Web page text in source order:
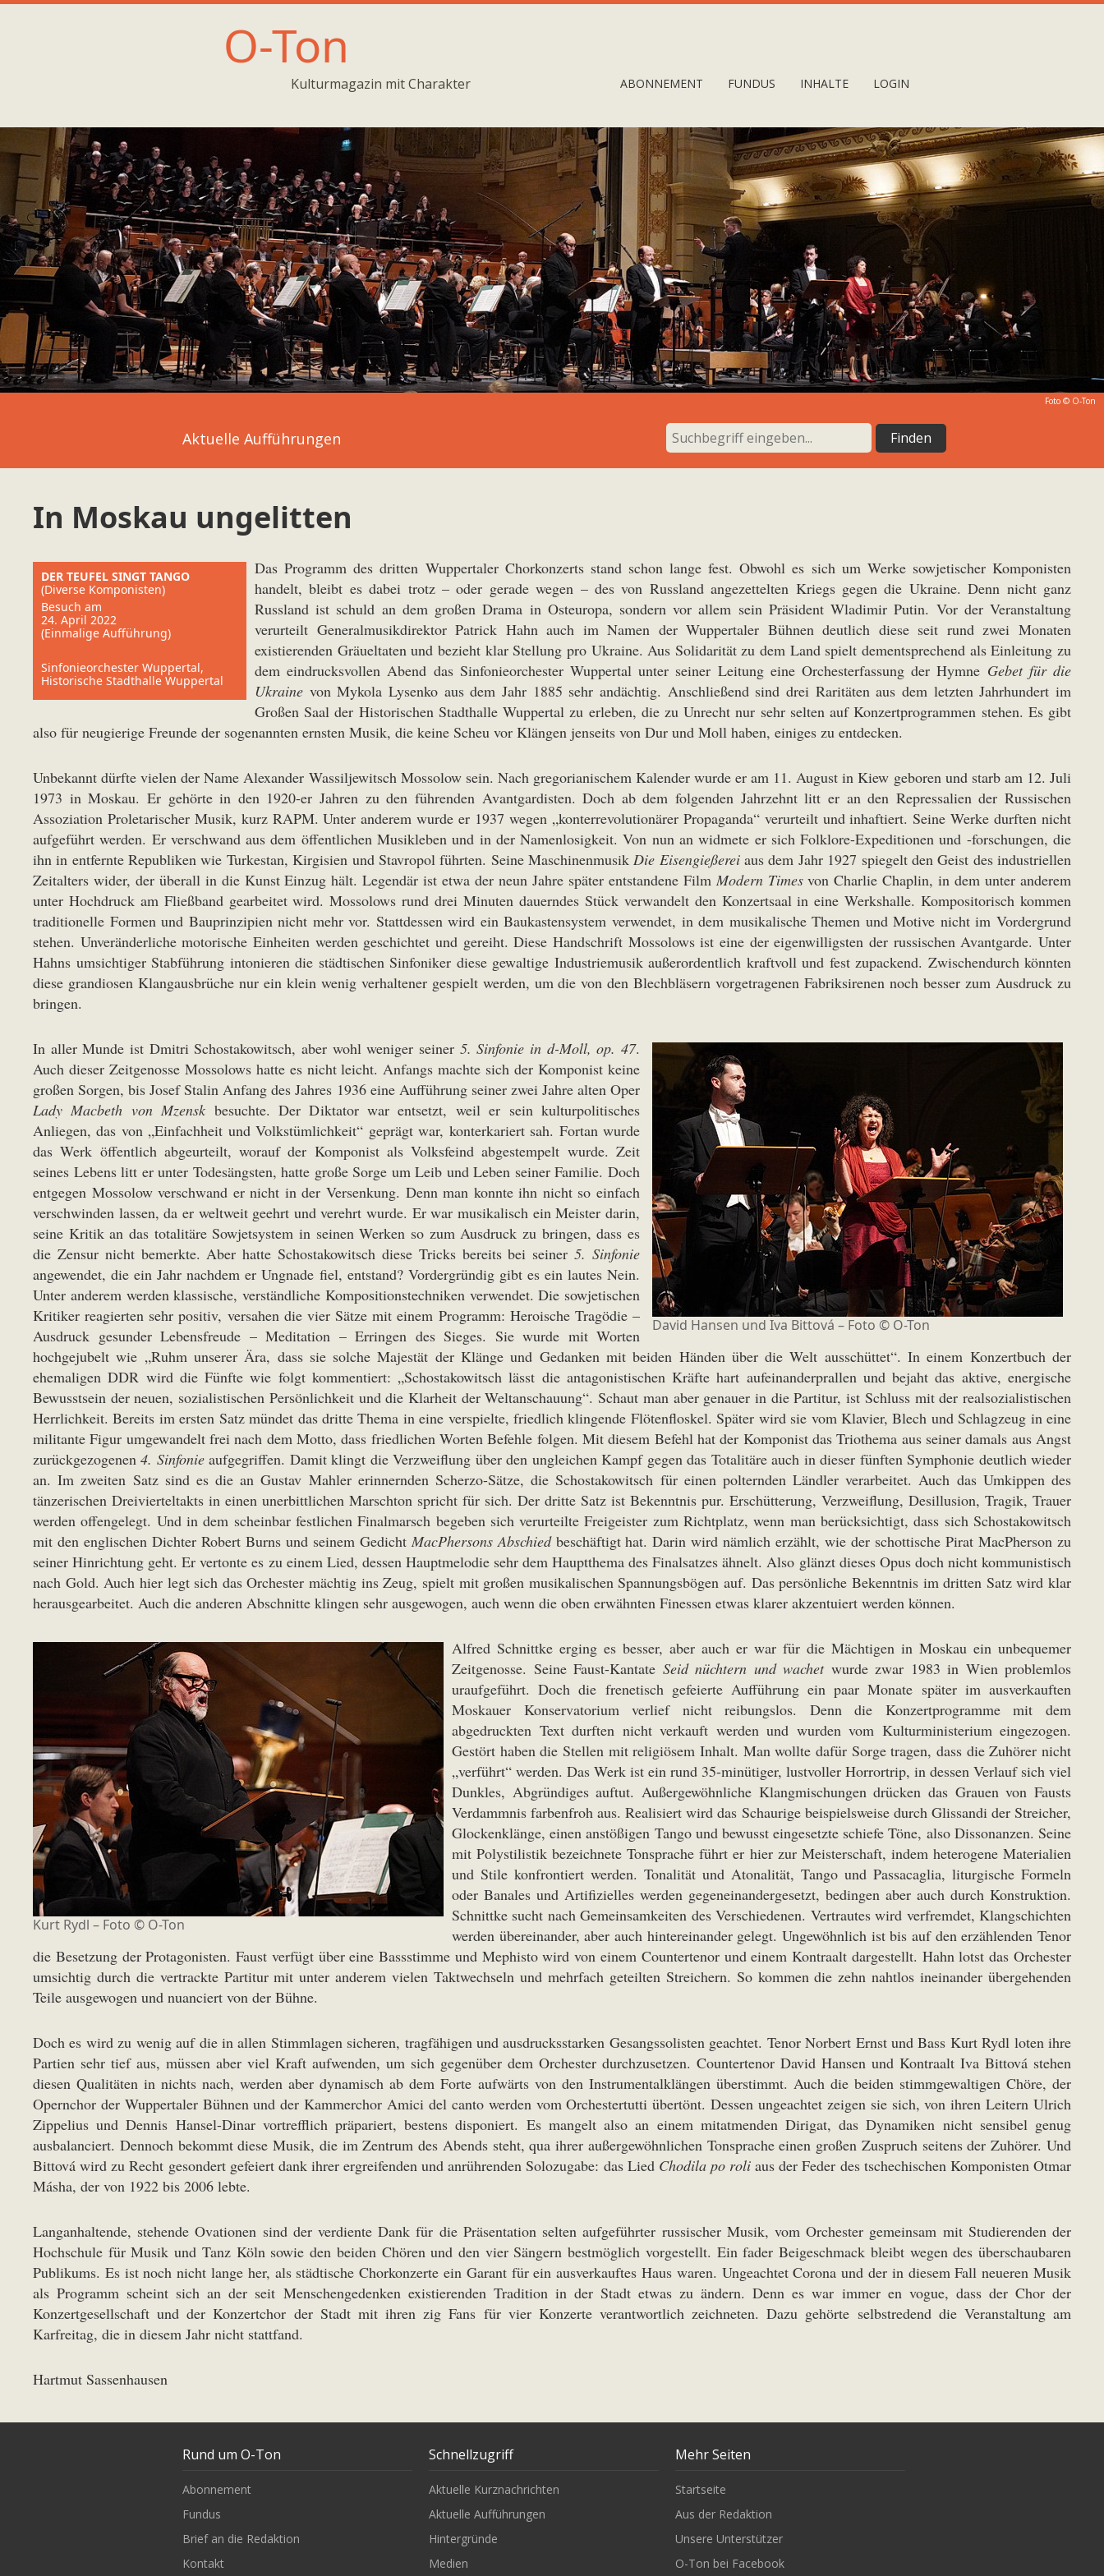
O-Ton
Kulturmagazin mit Charakter ABONNEMENT FUNDUS INHALTE LOGIN
Foto © O-Ton
Aktuelle Aufführungen
In Moskau ungelitten
DER TEUFEL SINGT TANGO
(Diverse Komponisten)
Besuch am
24. April 2022
(Einmalige Aufführung)
Sinfonieorchester Wuppertal,
Historische Stadthalle Wuppertal
Das Programm des dritten Wuppertaler Chorkonzerts stand schon lange fest. Obwohl es sich um Werke sowjetischer Komponisten
handelt, bleibt es dabei trotz – oder gerade wegen – des von Russland angezettelten Kriegs gegen die Ukraine. Denn nicht ganz
Russland ist schuld an dem großen Drama in Osteuropa, sondern vor allem sein Präsident Wladimir Putin. Vor der Veranstaltung
verurteilt Generalmusikdirektor Patrick Hahn auch im Namen der Wuppertaler Bühnen deutlich diese seit rund zwei Monaten
existierenden Gräueltaten und bezieht klar Stellung pro Ukraine. Aus Solidarität zu dem Land spielt dementsprechend als Einleitung zu
dem eindrucksvollen Abend das Sinfonieorchester Wuppertal unter seiner Leitung eine Orchesterfassung der Hymne Gebet für die
Ukraine von Mykola Lysenko aus dem Jahr 1885 sehr andächtig. Anschließend sind drei Raritäten aus dem letzten Jahrhundert im
Großen Saal der Historischen Stadthalle Wuppertal zu erleben, die zu Unrecht nur sehr selten auf Konzertprogrammen stehen. Es gibt
also für neugierige Freunde der sogenannten ernsten Musik, die keine Scheu vor Klängen jenseits von Dur und Moll haben, einiges zu entdecken.
Unbekannt dürfte vielen der Name Alexander Wassiljewitsch Mossolow sein. Nach gregorianischem Kalender wurde er am 11. August in Kiew geboren und starb am 12. Juli
1973 in Moskau. Er gehörte in den 1920-er Jahren zu den führenden Avantgardisten. Doch ab dem folgenden Jahrzehnt litt er an den Repressalien der Russischen
Assoziation Proletarischer Musik, kurz RAPM. Unter anderem wurde er 1937 wegen „konterrevolutionärer Propaganda“ verurteilt und inhaftiert. Seine Werke durften nicht
aufgeführt werden. Er verschwand aus dem öffentlichen Musikleben und in der Namenlosigkeit. Von nun an widmete er sich Folklore-Expeditionen und -forschungen, die
ihn in entfernte Republiken wie Turkestan, Kirgisien und Stavropol führten. Seine MaschinenmusikDie Eisengießereiaus dem Jahr 1927 spiegelt den Geist des industriellen
Zeitalters wider, der überall in die Kunst Einzug hält. Legendär ist etwa der neun Jahre später entstandene Film Modern Timesvon Charlie Chaplin, in dem unter anderem
unter Hochdruck am Fließband gearbeitet wird. Mossolows rund drei Minuten dauerndes Stück verwandelt den Konzertsaal in eine Werkshalle. Kompositorisch kommen
traditionelle Formen und Bauprinzipien nicht mehr vor. Stattdessen wird ein Baukastensystem verwendet, in dem musikalische Themen und Motive nicht im Vordergrund
stehen. Unveränderliche motorische Einheiten werden geschichtet und gereiht. Diese Handschrift Mossolows ist eine der eigenwilligsten der russischen Avantgarde. Unter
Hahns umsichtiger Stabführung intonieren die städtischen Sinfoniker diese gewaltige Industriemusik außerordentlich kraftvoll und fest zupackend. Zwischendurch könnten
diese grandiosen Klangausbrüche nur ein klein wenig verhaltener gespielt werden, um die von den Blechbläsern vorgetragenen Fabriksirenen noch besser zum Ausdruck zu
bringen.
David Hansen und Iva Bittová – Foto © O-Ton
In aller Munde ist Dmitri Schostakowitsch, aber wohl weniger seiner 5. Sinfonie in d-Moll, op. 47.
Auch dieser Zeitgenosse Mossolows hatte es nicht leicht. Anfangs machte sich der Komponist keine
großen Sorgen, bis Josef Stalin Anfang des Jahres 1936 eine Aufführung seiner zwei Jahre alten Oper
Lady Macbeth von Mzensk besuchte. Der Diktator war entsetzt, weil er sein kulturpolitisches
Anliegen, das von „Einfachheit und Volkstümlichkeit“ geprägt war, konterkariert sah. Fortan wurde
das Werk öffentlich abgeurteilt, worauf der Komponist als Volksfeind abgestempelt wurde. Zeit
seines Lebens litt er unter Todesängsten, hatte große Sorge um Leib und Leben seiner Familie. Doch
entgegen Mossolow verschwand er nicht in der Versenkung. Denn man konnte ihn nicht so einfach
verschwinden lassen, da er weltweit geehrt und verehrt wurde. Er war musikalisch ein Meister darin,
seine Kritik an das totalitäre Sowjetsystem in seinen Werken so zum Ausdruck zu bringen, dass es
die Zensur nicht bemerkte. Aber hatte Schostakowitsch diese Tricks bereits bei seiner5. Sinfonie
angewendet, die ein Jahr nachdem er Ungnade fiel, entstand? Vordergründig gibt es ein lautes Nein.
Unter anderem werden klassische, verständliche Kompositionstechniken verwendet. Die sowjetischen
Kritiker reagierten sehr positiv, versahen die vier Sätze mit einem Programm: Heroische Tragödie –
Ausdruck gesunder Lebensfreude – Meditation – Erringen des Sieges. Sie wurde mit Worten
hochgejubelt wie „Ruhm unserer Ära, dass sie solche Majestät der Klänge und Gedanken mit beiden Händen über die Welt ausschüttet“. In einem Konzertbuch der
ehemaligen DDR wird die Fünfte wie folgt kommentiert: „Schostakowitsch lässt die antagonistischen Kräfte hart aufeinanderprallen und bejaht das aktive, energische
Bewusstsein der neuen, sozialistischen Persönlichkeit und die Klarheit der Weltanschauung“. Schaut man aber genauer in die Partitur, ist Schluss mit der realsozialistischen
Herrlichkeit. Bereits im ersten Satz mündet das dritte Thema in eine verspielte, friedlich klingende Flötenfloskel. Später wird sie vom Klavier, Blech und Schlagzeug in eine
militante Figur umgewandelt frei nach dem Motto, dass friedlichen Worten Befehle folgen. Mit diesem Befehl hat der Komponist das Triothema aus seiner damals aus Angst
zurückgezogenen4. Sinfonieaufgegriffen. Damit klingt die Verzweiflung über den ungleichen Kampf gegen das Totalitäre auch in dieser fünften Symphonie deutlich wieder
an. Im zweiten Satz sind es die an Gustav Mahler erinnernden Scherzo-Sätze, die Schostakowitsch für einen polternden Ländler verarbeitet. Auch das Umkippen des
tänzerischen Dreivierteltakts in einen unerbittlichen Marschton spricht für sich. Der dritte Satz ist Bekenntnis pur. Erschütterung, Verzweiflung, Desillusion, Tragik, Trauer
werden offengelegt. Und in dem scheinbar festlichen Finalmarsch begeben sich verurteilte Freigeister zum Richtplatz, wenn man berücksichtigt, dass sich Schostakowitsch
mit den englischen Dichter Robert Burns und seinem Gedicht MacPhersons Abschiedbeschäftigt hat. Darin wird nämlich erzählt, wie der schottische Pirat MacPherson zu
seiner Hinrichtung geht. Er vertonte es zu einem Lied, dessen Hauptmelodie sehr dem Hauptthema des Finalsatzes ähnelt. Also glänzt dieses Opus doch nicht kommunistisch
nach Gold. Auch hier legt sich das Orchester mächtig ins Zeug, spielt mit großen musikalischen Spannungsbögen auf. Das persönliche Bekenntnis im dritten Satz wird klar
herausgearbeitet. Auch die anderen Abschnitte klingen sehr ausgewogen, auch wenn die oben erwähnten Finessen etwas klarer akzentuiert werden können.
Kurt Rydl – Foto © O-Ton
Alfred Schnittke erging es besser, aber auch er war für die Mächtigen in Moskau ein unbequemer
Zeitgenosse. Seine Faust-Kantate Seid nüchtern und wachetwurde zwar 1983 in Wien problemlos
uraufgeführt. Doch die frenetisch gefeierte Aufführung ein paar Monate später im ausverkauften
Moskauer Konservatorium verlief nicht reibungslos. Denn die Konzertprogramme mit dem
abgedruckten Text durften nicht verkauft werden und wurden vom Kulturministerium eingezogen.
Gestört haben die Stellen mit religiösem Inhalt. Man wollte dafür Sorge tragen, dass die Zuhörer nicht
„verführt“ werden. Das Werk ist ein rund 35-minütiger, lustvoller Horrortrip, in dessen Verlauf sich viel
Dunkles, Abgründiges auftut. Außergewöhnliche Klangmischungen drücken das Grauen von Fausts
Verdammnis farbenfroh aus. Realisiert wird das Schaurige beispielsweise durch Glissandi der Streicher,
Glockenklänge, einen anstößigen Tango und bewusst eingesetzte schiefe Töne, also Dissonanzen. Seine
mit Polystilistik bezeichnete Tonsprache führt er hier zur Meisterschaft, indem heterogene Materialien
und Stile konfrontiert werden. Tonalität und Atonalität, Tango und Passacaglia, liturgische Formeln
oder Banales und Artifizielles werden gegeneinandergesetzt, bedingen aber auch durch Konstruktion.
Schnittke sucht nach Gemeinsamkeiten des Verschiedenen. Vertrautes wird verfremdet, Klangschichten
werden übereinander, aber auch hintereinander gelegt. Ungewöhnlich ist bis auf den erzählenden Tenor
die Besetzung der Protagonisten. Faust verfügt über eine Bassstimme und Mephisto wird von einem Countertenor und einem Kontraalt dargestellt. Hahn lotst das Orchester
umsichtig durch die vertrackte Partitur mit unter anderem vielen Taktwechseln und mehrfach geteilten Streichern. So kommen die zehn nahtlos ineinander übergehenden
Teile ausgewogen und nuanciert von der Bühne.
Doch es wird zu wenig auf die in allen Stimmlagen sicheren, tragfähigen und ausdrucksstarken Gesangssolisten geachtet. Tenor Norbert Ernst und Bass Kurt Rydl loten ihre
Partien sehr tief aus, müssen aber viel Kraft aufwenden, um sich gegenüber dem Orchester durchzusetzen. Countertenor David Hansen und Kontraalt Iva Bittová stehen
diesen Qualitäten in nichts nach, werden aber dynamisch ab dem Forte aufwärts von den Instrumentalklängen überstimmt. Auch die beiden stimmgewaltigen Chöre, der
Opernchor der Wuppertaler Bühnen und der Kammerchor Amici del canto werden vom Orchestertutti übertönt. Dessen ungeachtet zeigen sie sich, von ihren Leitern Ulrich
Zippelius und Dennis Hansel-Dinar vortrefflich präpariert, bestens disponiert. Es mangelt also an einem mitatmenden Dirigat, das Dynamiken nicht sensibel genug
ausbalanciert. Dennoch bekommt diese Musik, die im Zentrum des Abends steht, qua ihrer außergewöhnlichen Tonsprache einen großen Zuspruch seitens der Zuhörer. Und
Bittová wird zu Recht gesondert gefeiert dank ihrer ergreifenden und anrührenden Solozugabe: das Lied Chodila po roli aus der Feder des tschechischen Komponisten Otmar
Másha, der von 1922 bis 2006 lebte.
Langanhaltende, stehende Ovationen sind der verdiente Dank für die Präsentation selten aufgeführter russischer Musik, vom Orchester gemeinsam mit Studierenden der
Hochschule für Musik und Tanz Köln sowie den beiden Chören und den vier Sängern bestmöglich vorgestellt. Ein fader Beigeschmack bleibt wegen des überschaubaren
Publikums. Es ist noch nicht lange her, als städtische Chorkonzerte ein Garant für ein ausverkauftes Haus waren. Ungeachtet Corona und der in diesem Fall neueren Musik
als Programm scheint sich an der seit Menschengedenken existierenden Tradition in der Stadt etwas zu ändern. Denn es war immer en vogue, dass der Chor der
Konzertgesellschaft und der Konzertchor der Stadt mit ihren zig Fans für vier Konzerte verantwortlich zeichneten. Dazu gehörte selbstredend die Veranstaltung am
Karfreitag, die in diesem Jahr nicht stattfand.
Hartmut Sassenhausen
Rund um O-Ton
Abonnement
Fundus
Brief an die Redaktion
Kontakt
Schnellzugriff
Aktuelle Kurznachrichten
Aktuelle Aufführungen
Hintergründe
Medien
Mehr Seiten
Startseite
Aus der Redaktion
Unsere Unterstützer
O-Ton bei Facebook